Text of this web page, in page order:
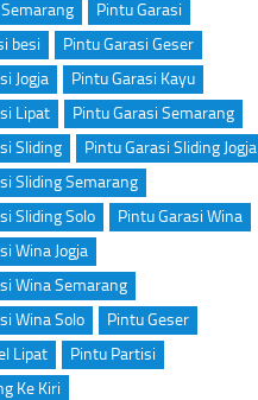
Pintu Garasi
besi
Pintu Garasi Geser
Jogja
Pintu Garasi Kayu
Lipat
Pintu Garasi Semarang
Sliding
Pintu Garasi Sliding Jogja
Sliding Semarang
Sliding Solo
Pintu Garasi Wina
Wina Jogja
Wina Semarang
Wina Solo
Pintu Geser
Lipat
Pintu Partisi
Ke Kiri